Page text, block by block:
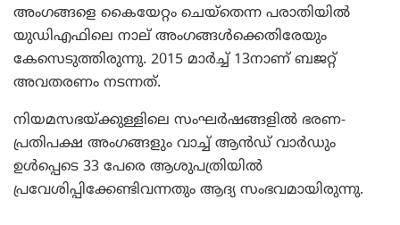
അംഗങ്ങളെ കൈയേറ്റം ചെയ്‌തെന്ന പരാതിയില്‍
യുഡിഎഫിലെ നാല് അംഗങ്ങള്‍ക്കെതിരേയും
കേസെടുത്തിരുന്നു. 2015 മാര്‍ച്ച് 13നാണ് ബജറ്റ്
അവതരണം നടന്നത്.
നിയമസഭയ്ക്കുള്ളിലെ സംഘര്‍ഷങ്ങളില്‍ ഭരണ-
പ്രതിപക്ഷ അംഗങ്ങളും വാച്ച് ആന്‍ഡ് വാര്‍ഡും
ഉള്‍പ്പെടെ 33 പേരെ ആശുപത്രിയില്‍
പ്രവേശിപ്പിക്കേണ്ടിവന്നതും ആദ്യ സംഭവമായിരുന്നു.